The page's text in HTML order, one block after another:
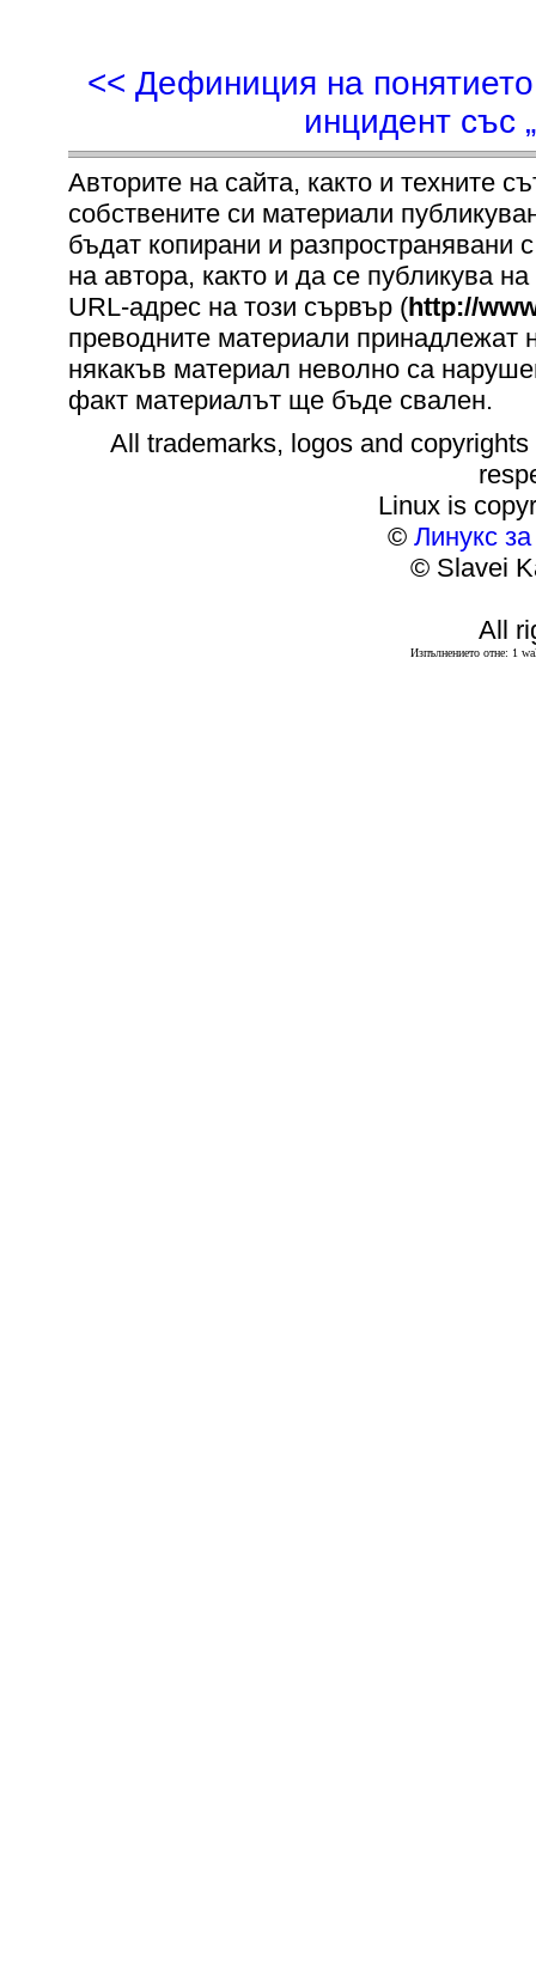
<< Дефиниция на
инцидент със
Авторите на сайта, както и техните
собствените си материали
бъдат копирани и разпространявани
на автора, както и да се публикува
URL-адрес на този сървър (http://
преводните материали принадлежат
някакъв материал неволно са
факт материалът ще бъде свален.
All trademarks, logos and
Linux is
© Линукс
© Slavei
All
Изпълнението отне: 1